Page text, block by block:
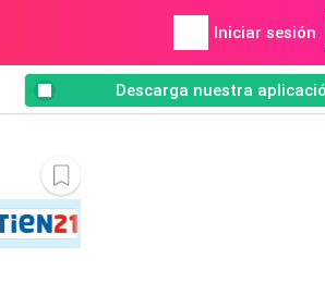
Iniciar sesión
Descarga nuestra